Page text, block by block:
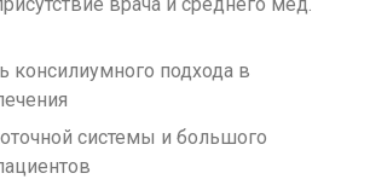
консилиумного подхода в
системы и большого